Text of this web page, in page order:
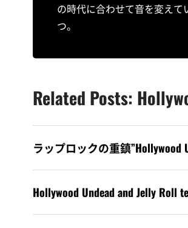
の時代に合わせて音を変え
つ。
Related Posts:
ラップロックの重鎮”Hollywood
Hollywood Undead and Jelly Roll